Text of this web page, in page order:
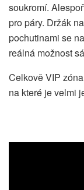
soukromí.
pro páry. Držák
pochutinami se
reálná možnost
Celkově VIP
na které je velmi